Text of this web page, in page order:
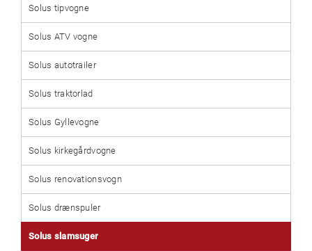
HAVE & PARKSPRØJTE
Solus tipvogne
Solus ATV vogne
Solus autotrailer
Solus traktorlad
Solus Gyllevogne
Solus kirkegårdvogne
Solus renovationsvogn
Solus drænspuler
Solus slamsuger